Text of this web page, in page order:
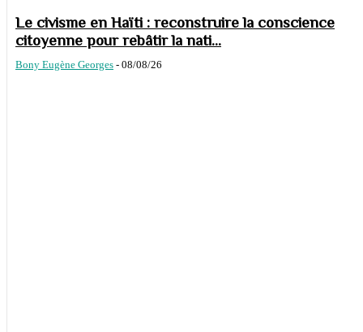
Le civisme en Haïti : reconstruire la conscience
citoyenne pour rebâtir la nati...
Bony Eugène Georges - 08/08/26